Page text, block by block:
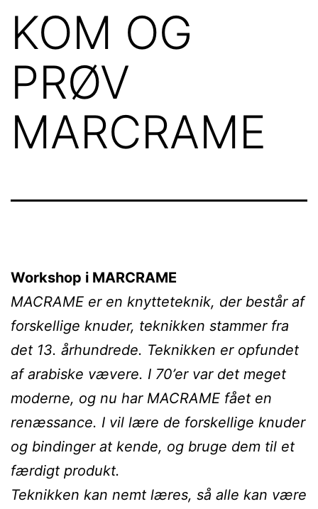
KOM OG
PRØV
MARCRAME
Workshop i MARCRAME
MACRAME er en knytteteknik, der består af
forskellige knuder, teknikken stammer fra
det 13. århundrede. Teknikken er opfundet
af arabiske vævere. I 70’er var det meget
moderne, og nu har MACRAME fået en
renæssance. I vil lære de forskellige knuder
og bindinger at kende, og bruge dem til et
færdigt produkt.
Teknikken kan nemt læres, så alle kan være